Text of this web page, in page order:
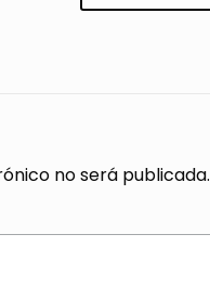
no será publicada.